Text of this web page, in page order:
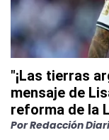
"¡Las tierras
mensaje de
reforma de la
PorRedacción